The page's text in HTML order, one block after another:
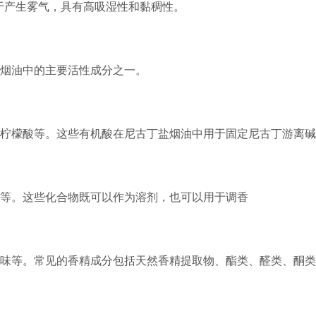
生雾气，具有高吸湿性和黏稠性。
油中的主要活性成分之一。
檬酸等。这些有机酸在尼古丁盐烟油中用于固定尼古丁游离
。这些化合物既可以作为溶剂，也可以用于调香
等。常见的香精成分包括天然香精提取物、酯类、醛类、酮